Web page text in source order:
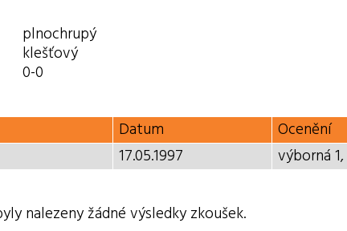
plnochrupý
klešťový
0-0
Datum
Ocenění
17.05.1997
výborná
nalezeny žádné výsledky zkoušek.